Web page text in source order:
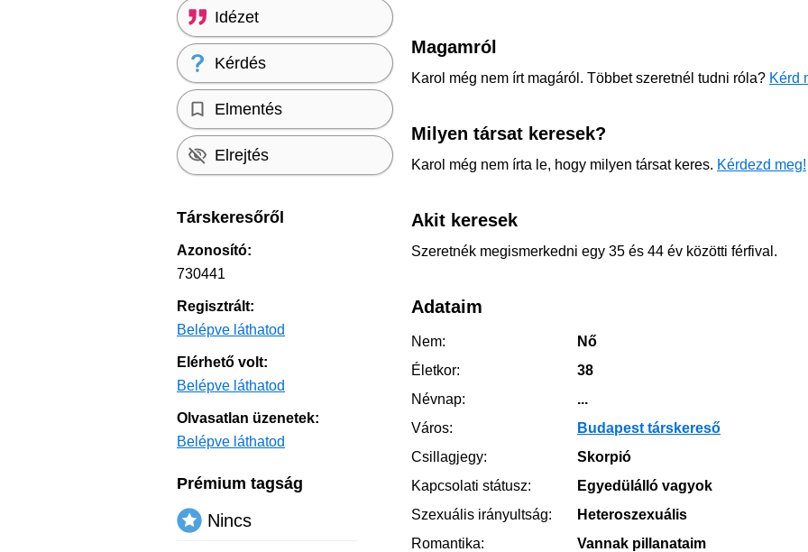
Magamról
Karol még nem írt magáról. Többet szeretnél tudni róla? Kérd
Milyen társat keresek?
Karol még nem írta le, hogy milyen társat keres. Kérdezd meg!
Akit keresek
Szeretnék megismerkedni egy 35 és 44 év közötti férfival.
Adataim
Nem:
Nő
Életkor:
38
Névnap:
...
Város:
Budapest társkereső
Csillagjegy:
Skorpió
Kapcsolati státusz:
Egyedülálló vagyok
Szexuális irányultság:
Heteroszexuális
Romantika:
Vannak pillanataim
Idézet
Kérdés
Elmentés
Elrejtés
Társkeresőről
Azonosító:
730441
Regisztrált:
Belépve láthatod
Elérhető volt:
Belépve láthatod
Olvasatlan üzenetek:
Belépve láthatod
Prémium tagság
Nincs